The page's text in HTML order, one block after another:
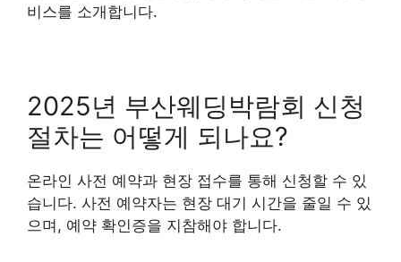
비스를 소개합니다.
2025년 부산웨딩박람회 신청
절차는 어떻게 되나요?
온라인 사전 예약과 현장 접수를 통해 신청할 수 있
습니다. 사전 예약자는 현장 대기 시간을 줄일 수 있
으며, 예약 확인증을 지참해야 합니다.